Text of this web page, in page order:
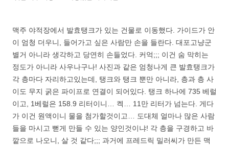
맥주 야적장에서 발효탱크가 있는 건물로 이동했다. 가이드가 안
이 엄청 더우니, 들어가고 싶은 사람만 손을 들란다. 대포고냥군
별거 아니라 생각하고 당연히 손들었다. 커억;;; 이건 숨 막히는
정도가 아니라 사우나구나! 사진과 같은 엄청나게 큰 발효탱크가
각 층마다 자리하고있는데, 탱크와 탱크 뿐만 아니라, 층과 층 사
이도 무지 굵은 파이프로 연결이 되어있다. 탱크 하나에 735 베럴
이고, 1베럴은 158.9 리터이니… 켁… 11만 리터가 넘는다. 게다
가 이건 원액이니 물을 첨가할것이고… 도대체 얼마나 많은 사람
들을 마시고 뻗게 만들 수 있는 양인것이냐! 각 층을 구경하고 바
깥으로 나오니, 살 것 같다;;; 과거에 프레드릭 밀러씨가 만든 맥